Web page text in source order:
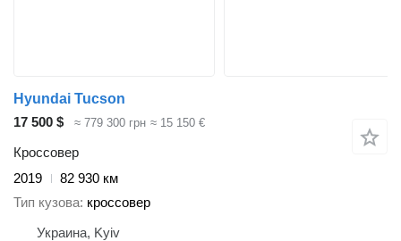
Hyundai Tucson
17 500 $
≈ 779 300 грн ≈ 15 150 €
Кроссовер
2019
82 930 км
Тип кузова кроссовер
Украина, Kyiv